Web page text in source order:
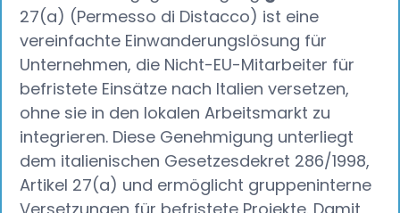
27(a) (Permesso di Distacco) ist eine
vereinfachte Einwanderungslösung für
Unternehmen, die Nicht-EU-Mitarbeiter für
befristete Einsätze nach Italien versetzen,
ohne sie in den lokalen Arbeitsmarkt zu
integrieren. Diese Genehmigung unterliegt
dem italienischen Gesetzesdekret 286/1998,
Artikel 27(a) und ermöglicht gruppeninterne